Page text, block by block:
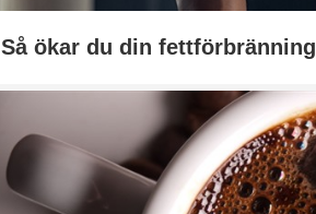
Så ökar du din fettförbränning